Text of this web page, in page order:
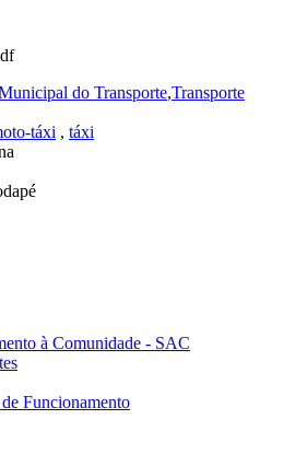
do Transporte,Transporte
táxi , táxi
à Comunidade - SAC
Funcionamento